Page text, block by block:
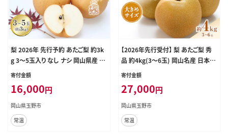
梨 2026年 先行予約 あたご梨 約3k
g 3～5玉入り なし ナシ 岡山県産 国
産 フルーツ 果物 ギフト
寄付金額
16,000円
岡山県玉野市
常温
【2026年先行受付】 梨 あたご梨 秀
品 約4kg(3～6玉) 岡山名産 日本一
大きな梨 なし ナシ お歳暮 ギフト 御
くだもの フルーツ
寄付金額
27,000円
岡山県玉野市
常温